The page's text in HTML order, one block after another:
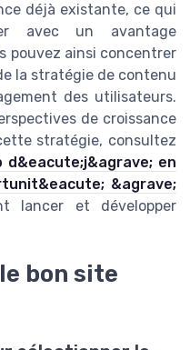
déjà existante, ce qui
avec un avantage
pouvez ainsi concentrer
la stratégie de contenu
des utilisateurs.
de croissance
stratégie, consultez
en
&agrave;
lancer et développer
bon site